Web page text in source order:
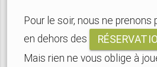
Pour le soir, nous ne prenons
en dehors des
Mais rien ne vous oblige à